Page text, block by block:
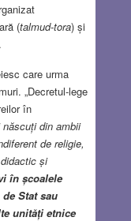
(talmud-tora) și
care urma
„Decretul-lege
în
din ambii
de religie,
și
în școalele
Stat sau
unități etnice